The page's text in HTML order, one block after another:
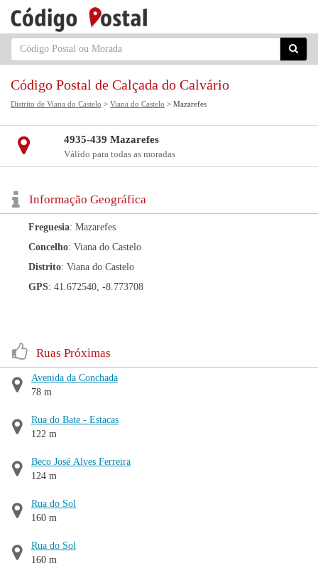
Código Postal de Calçada do Calvário
Distrito de Viana do Castelo > Viana do Castelo > Mazarefes
4935-439 Mazarefes
Válido para todas as moradas
Informação Geográfica
Freguesia: Mazarefes
Concelho: Viana do Castelo
Distrito: Viana do Castelo
GPS: 41.672540, -8.773708
Ruas Próximas
Avenida da Conchada
78 m
Rua do Bate - Estacas
122 m
Beco José Alves Ferreira
124 m
Rua do Sol
160 m
Rua do Sol
160 m